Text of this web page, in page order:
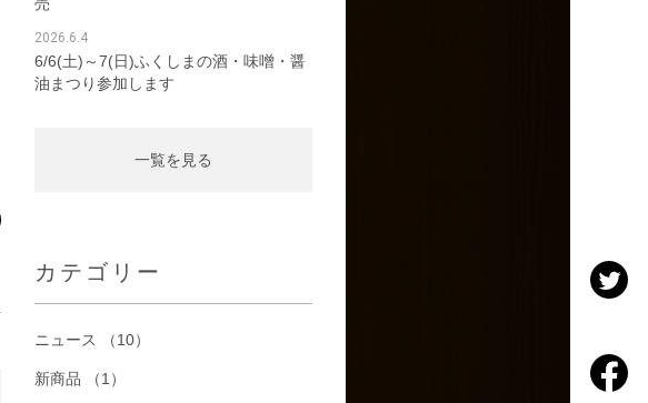
2026.6.4
6/6(土)～7(日)ふくしまの酒・味噌・醤
油まつり参加します
一覧を見る
カテゴリー
ニュース （10）
新商品 （1）